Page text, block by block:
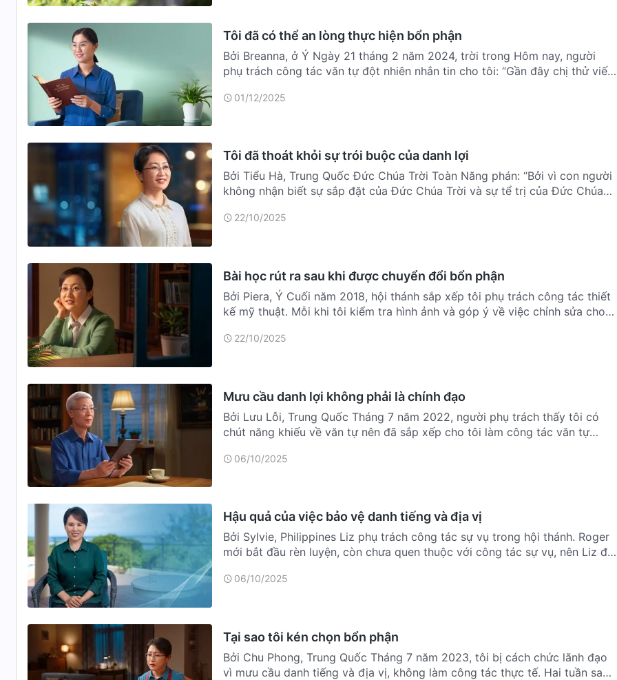
Tôi đã có thể an lòng thực hiện bổn phận
Bởi Breanna, ở Ý Ngày 21 tháng 2 năm 2024, trời trong Hôm nay, người
phụ trách công tác văn tự đột nhiên nhắn tin cho tôi: “Gần đây chị thử viết
01/12/2025
Tôi đã thoát khỏi sự trói buộc của danh lợi
Bởi Tiểu Hà, Trung Quốc Đức Chúa Trời Toàn Năng phán: “Bởi vì con người
không nhận biết sự sắp đặt của Đức Chúa Trời và sự tể trị của Đức Chúa
22/10/2025
Bài học rút ra sau khi được chuyển đổi bổn phận
Bởi Piera, Ý Cuối năm 2018, hội thánh sắp xếp tôi phụ trách công tác thiết
kế mỹ thuật. Mỗi khi tôi kiểm tra hình ảnh và góp ý về việc chỉnh sửa cho
22/10/2025
Mưu cầu danh lợi không phải là chính đạo
Bởi Lưu Lỗi, Trung Quốc Tháng 7 năm 2022, người phụ trách thấy tôi có
chút năng khiếu về văn tự nên đã sắp xếp cho tôi làm công tác văn tự
06/10/2025
Hậu quả của việc bảo vệ danh tiếng và địa vị
Bởi Sylvie, Philippines Liz phụ trách công tác sự vụ trong hội thánh. Roger
mới bắt đầu rèn luyện, còn chưa quen thuộc với công tác sự vụ, nên Liz đã
06/10/2025
Tại sao tôi kén chọn bổn phận
Bởi Chu Phong, Trung Quốc Tháng 7 năm 2023, tôi bị cách chức lãnh đạo
vì mưu cầu danh tiếng và địa vị, không làm công tác thực tế. Hai tuần sau,